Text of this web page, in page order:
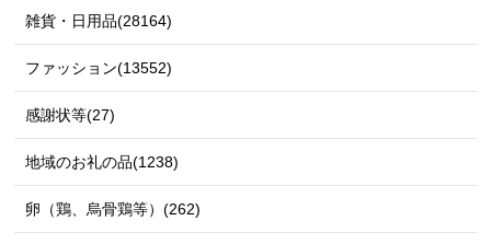
雑貨・日用品(28164)
ファッション(13552)
感謝状等(27)
地域のお礼の品(1238)
卵（鶏、烏骨鶏等）(262)